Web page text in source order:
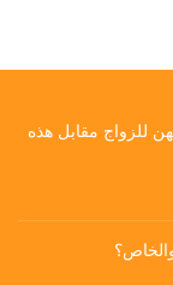
للزواج مقابل هذه